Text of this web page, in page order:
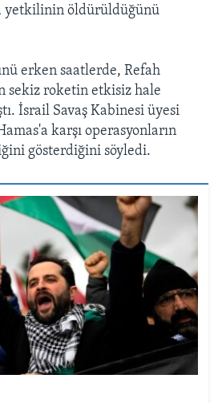
yetkilinin öldürüldüğünü
erken saatlerde, Refah
sekiz roketin etkisiz hale
İsrail Savaş Kabinesi üyesi
karşı operasyonların
gösterdiğini söyledi.